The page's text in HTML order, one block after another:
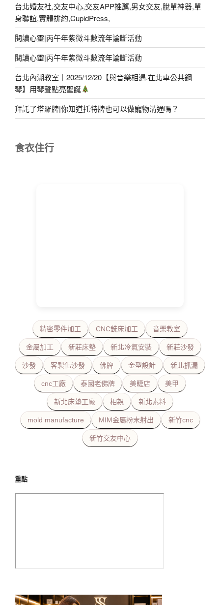
台北婚友社,交友中心,交友APP推薦,男女交友,脫單神器,單
身聯誼,實體排約,CupidPress,
閱讀心靈|丙午年紫微斗數流年論斷活動
閱讀心靈|丙午年紫微斗數流年論斷活動
台北內湖教室｜2025/12/20【與音樂相遇.在北車公共鋼
琴】用琴聲點亮聖誕
拜託了塔羅牌|你知道托特牌也可以做寵物溝通嗎？
食衣住行
精密零件加工 CNC銑床加工 音樂教室
金屬加工 新莊床墊 新北冷氣安裝 新莊沙發
沙發 客製化沙發 佛牌 金型設計 新北抓漏
cnc工廠 泰國老佛牌 美睫店 美甲
新北床墊工廠 相親 新北素料
mold manufacture MIM金屬粉末射出 新竹cnc
新竹交友中心
重點